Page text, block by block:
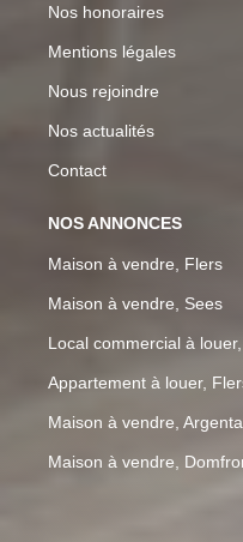
Nos honoraires
Mentions légales
Nous rejoindre
Nos actualités
Contact
NOS ANNONCES
Maison à vendre, Flers
Maison à vendre, Sees
Local commercial à
Appartement à louer,
Maison à vendre,
Maison à vendre,